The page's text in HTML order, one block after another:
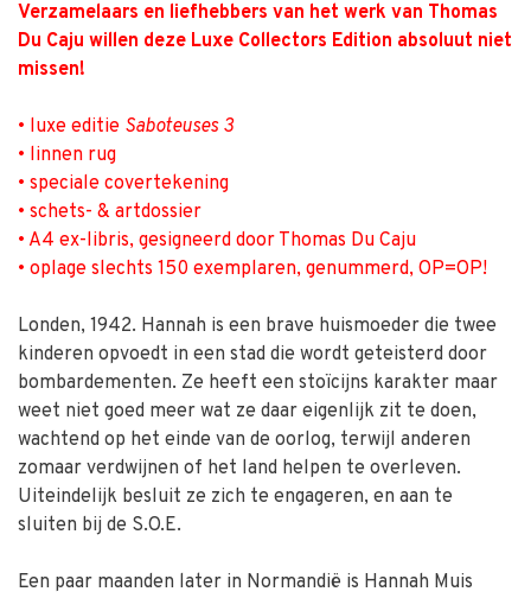
Verzamelaars en liefhebbers van het werk van Thomas
Du Caju willen deze Luxe Collectors Edition ­absoluut niet
missen!
• luxe editie Saboteuses 3
• linnen rug
• speciale covertekening
• schets- & artdossier
• A4 ex-libris, gesigneerd door Thomas Du Caju
• oplage slechts 150 exemplaren, genummerd, OP=OP!
Londen, 1942. Hannah is een brave huismoeder die twee
kinderen opvoedt in een stad die wordt geteisterd door
bombardementen. Ze heeft een stoïcijns karakter maar
weet niet goed meer wat ze daar eigenlijk zit te doen,
wachtend op het einde van de oorlog, terwijl anderen
zomaar verdwijnen of het land helpen te overleven.
Uiteindelijk besluit ze zich te engageren, en aan te
sluiten bij de S.O.E.
Een paar maanden later in Normandië is Hannah Muis